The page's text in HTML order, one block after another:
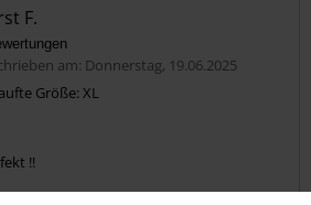
F.
am: Donnerstag, 19.06.2025
Größe: XL
!!